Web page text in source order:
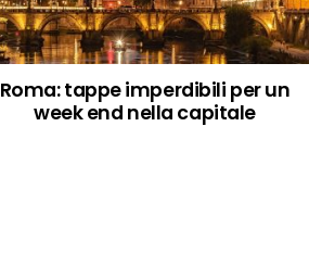
Roma: tappe imperdibili per un
week end nella capitale